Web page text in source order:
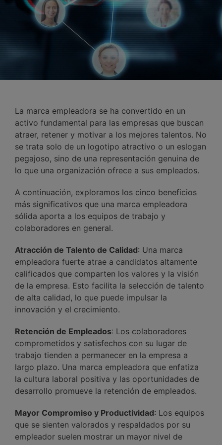
La marca empleadora se ha convertido en un
activo fundamental para las empresas que buscan
atraer, retener y motivar a los mejores talentos. No
se trata solo de un logotipo atractivo o un eslogan
pegajoso, sino de una representación genuina de
lo que una organización ofrece a sus empleados.
A continuación, exploramos los cinco beneficios
más significativos que una marca empleadora
sólida aporta a los equipos de trabajo y
colaboradores en general.
Atracción de Talento de Calidad: Una marca
empleadora fuerte atrae a candidatos altamente
calificados que comparten los valores y la visión
de la empresa. Esto facilita la selección de talento
de alta calidad, lo que puede impulsar la
innovación y el crecimiento.
Retención de Empleados: Los colaboradores
comprometidos y satisfechos con su lugar de
trabajo tienden a permanecer en la empresa a
largo plazo. Una marca empleadora que enfatiza
la cultura laboral positiva y las oportunidades de
desarrollo promueve la retención de empleados.
Mayor Compromiso y Productividad: Los equipos
que se sienten valorados y respaldados por su
empleador suelen mostrar un mayor nivel de